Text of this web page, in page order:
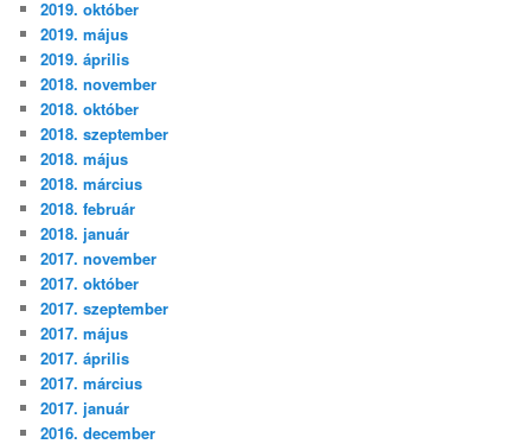
2019. október
2019. május
2019. április
2018. november
2018. október
2018. szeptember
2018. május
2018. március
2018. február
2018. január
2017. november
2017. október
2017. szeptember
2017. május
2017. április
2017. március
2017. január
2016. december